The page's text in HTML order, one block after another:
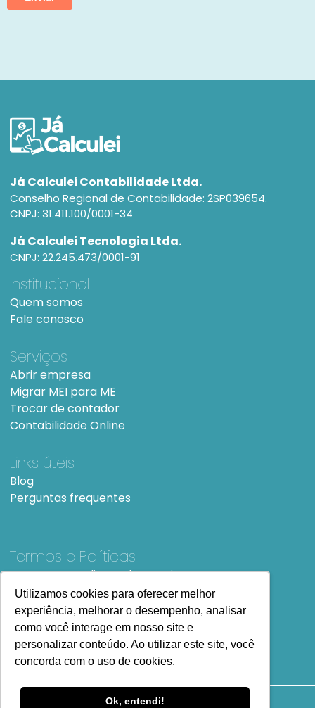
Utilizamos cookies para oferecer melhor
experiência, melhorar o desempenho, analisar
como você interage em nosso site e
personalizar conteúdo. Ao utilizar este site, você
concorda com o uso de cookies.
Ok, entendi!
Utilizamos cookies para oferecer melhor
experiência, melhorar o desempenho, analisar
como você interage em nosso site e
personalizar conteúdo. Ao utilizar este site, você
concorda com o uso de cookies.
Ok, entendi!
Já Calculei Contabilidade Ltda.
Conselho Regional de Contabilidade: 2SP039654.
CNPJ: 31.411.100/0001-34
Já Calculei Tecnologia Ltda.
CNPJ: 22.245.473/0001-91
Institucional
Quem somos
Fale conosco
Serviços
Abrir empresa
Migrar MEI para ME
Trocar de contador
Contabilidade Online
Links úteis
Blog
Perguntas frequentes
Termos e Políticas
Termos e condições de UsoSiteMap